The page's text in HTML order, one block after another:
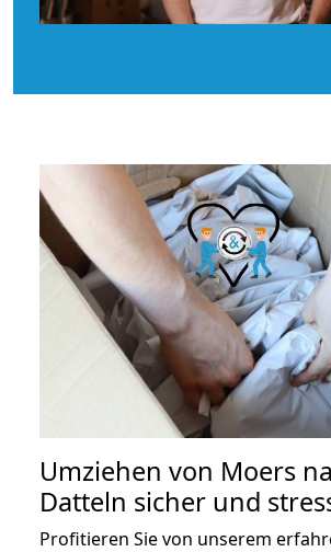
Umziehen von Moers
Datteln sicher und
Profitieren Sie von unserem